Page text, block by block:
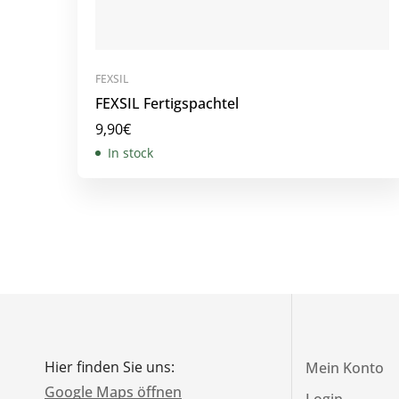
FEXSIL
FEXSIL Fertigspachtel
9,90€
In stock
Hier finden Sie uns:
Google Maps öffnen
Mein Konto